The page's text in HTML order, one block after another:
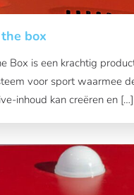
box
Box is een krachtig
voor sport waarmee
inhoud kan creëren en […]